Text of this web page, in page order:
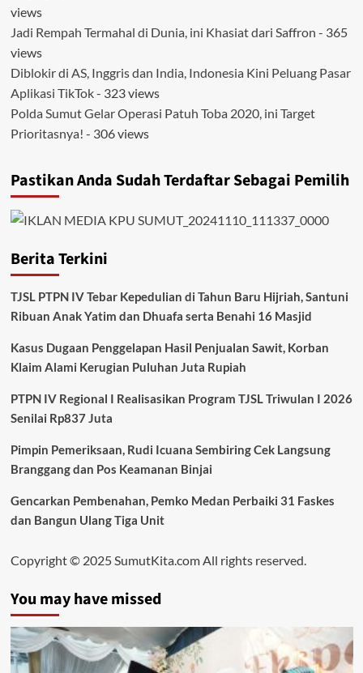
views
Jadi Rempah Termahal di Dunia, ini Khasiat dari Saffron - 365
views
Diblokir di AS, Inggris dan India, Indonesia Kini Peluang Pasar
Aplikasi TikTok- 323 views
Polda Sumut Gelar Operasi Patuh Toba 2020, ini Target
Prioritasnya! - 306 views
Pastikan Anda Sudah Terdaftar Sebagai Pemilih
Berita Terkini
TJSL PTPN IV Tebar Kepedulian di Tahun Baru Hijriah, Santuni
Ribuan Anak Yatim dan Dhuafa serta Benahi 16 Masjid
Kasus Dugaan Penggelapan Hasil Penjualan Sawit, Korban
Klaim Alami Kerugian Puluhan Juta Rupiah
PTPN IV Regional I Realisasikan Program TJSL Triwulan I 2026
Senilai Rp837 Juta
Pimpin Pemeriksaan, Rudi Icuana Sembiring Cek Langsung
Branggang dan Pos Keamanan Binjai
Gencarkan Pembenahan, Pemko Medan Perbaiki 31 Faskes
dan Bangun Ulang Tiga Unit
Copyright © 2025 SumutKita.com All rights reserved.
You may have missed